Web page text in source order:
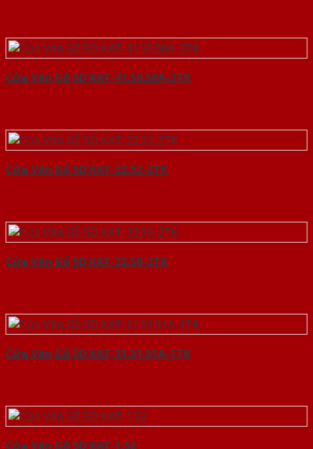
Cửa Vân Gỗ 5D KAT-41.50.50A-3TK
Cửa Vân Gỗ 5D KAT-22.52-2TK
Cửa Vân Gỗ 5D KAT-22.50-2TK
Cửa Vân Gỗ 5D KAT-21.51.51A-1TK
Cửa Vân Gỗ 5D KAT-1.52